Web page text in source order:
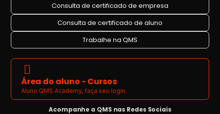
Consulta de certificado de empresa
Consulta de certificado de aluno
Trabalhe na QMS
Área do aluno - Cursos
Aluno QMS Academy, faça seu login.
Acompanhe a QMS nas Redes Sociais